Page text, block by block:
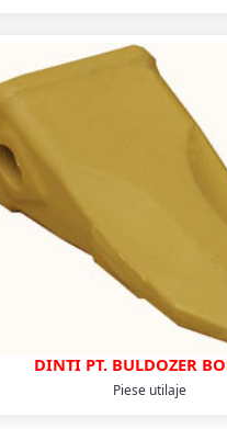
DINTI PT. BULDOZER
Piese utilaje